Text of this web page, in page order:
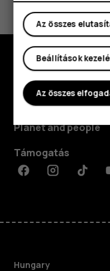
Igen Nem
Rólunk
Planet and people
Támogatás
FacebookInstagramTiktok
Hungary
Az összes
Beállítások
Az összes